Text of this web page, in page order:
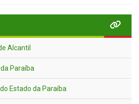
Alcantil
Paraíba
Estado da Paraíba